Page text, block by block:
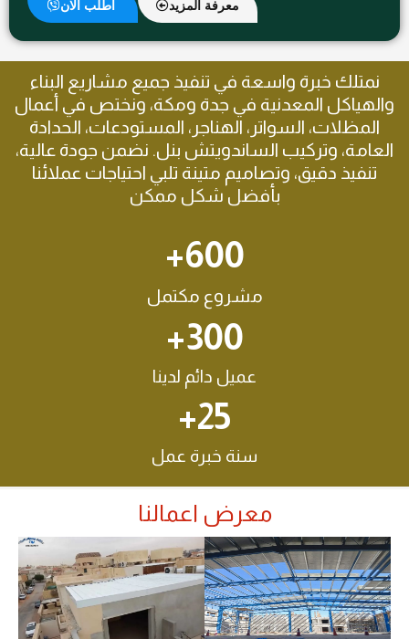
اطلب الان معرفة المزيد
نمتلك خبرة واسعة في تنفيذ جميع مشاريع البناء
والهياكل المعدنية في جدة ومكة، ونختص في أعمال
المظلات، السواتر، الهناجر، المستودعات، الحدادة
العامة، وتركيب الساندويتش بنل. نضمن جودة عالية،
تنفيذ دقيق، وتصاميم متينة تلبي احتياجات عملائنا
بأفضل شكل ممكن
مشروع مكتمل
+600
عميل دائم لدينا
+300
سنة خبرة عمل
+25
معرض اعمالنا